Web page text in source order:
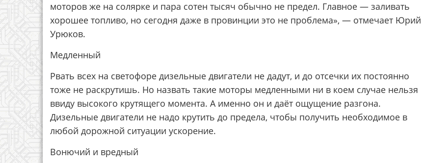
моторов же на солярке и пара сотен тысяч обычно не предел. Главное — заливать
хорошее топливо, но сегодня даже в провинции это не проблема», — отмечает Юрий
Урюков.
Медленный
Рвать всех на светофоре дизельные двигатели не дадут, и до отсечки их постоянно
тоже не раскрутишь. Но назвать такие моторы медленными ни в коем случае нельзя
ввиду высокого крутящего момента. А именно он и даёт ощущение разгона.
Дизельные двигатели не надо крутить до предела, чтобы получить необходимое в
любой дорожной ситуации ускорение.
Вонючий и вредный